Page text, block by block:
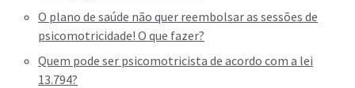
O plano de saúde não quer reembolsar as sessões de
psicomotricidade! O que fazer?
Quem pode ser psicomotricista de acordo com a lei
13.794?